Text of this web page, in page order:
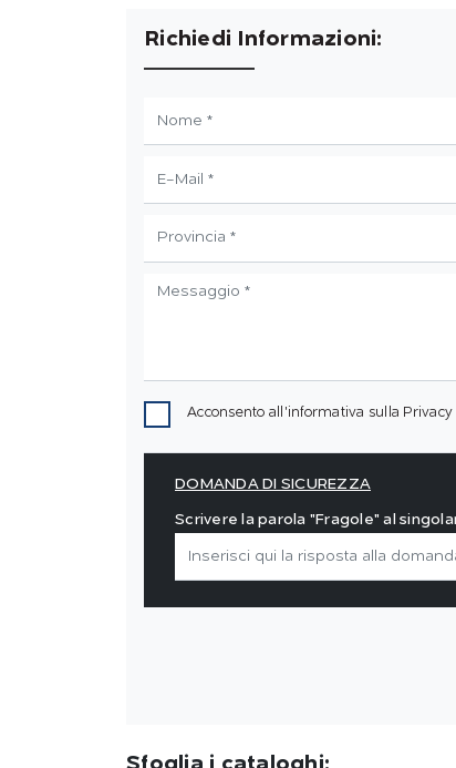
Richiedi Informazioni:
Acconsento all'informativa sulla Privacy
DOMANDA DI SICUREZZA
Scrivere la parola "Fragole" al